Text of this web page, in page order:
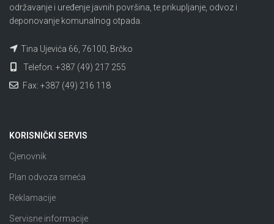
održavanje i uređenje javnih površina, te prikupljanje, odvoz i
deponovanje komunalnog otpada.
Tina Ujevića 66, 76100, Brčko
Telefon: +387 (49) 217 255
Fax: +387 (49) 216 118
KORISNIČKI SERVIS
Cjenovnik
Plan odvoza smeća
Reklamacije
Servisne informacije